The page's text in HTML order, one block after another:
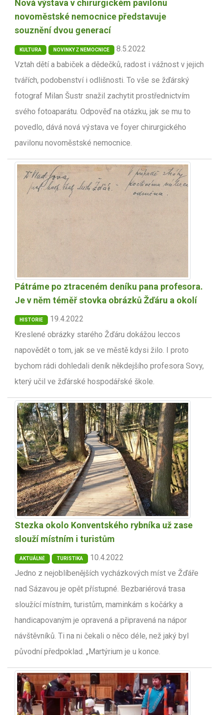
Nová výstava v chirurgickém pavilonu
novoměstské nemocnice představuje
souznění dvou generací
KULTURA NOVINKY Z NEMOCNICE
8.5.2022
Vztah dětí a babiček a dědečků, radost i vážnost v jejich
tvářích, podobenství i odlišnosti. To vše se žďárský
fotograf Milan Šustr snažil zachytit prostřednictvím
svého fotoaparátu. Odpověď na otázku, jak se mu to
povedlo, dává nová výstava ve foyer chirurgického
pavilonu novoměstské nemocnice.
Pátráme po ztraceném deníku pana profesora.
Je v něm téměř stovka obrázků Žďáru a okolí
HISTORIE
19.4.2022
Kreslené obrázky starého Žďáru dokážou leccos
napovědět o tom, jak se ve městě kdysi žilo. I proto
bychom rádi dohledali deník někdejšího profesora Sovy,
který učil ve žďárské hospodářské škole.
Stezka okolo Konventského rybníka už zase
slouží místním i turistům
AKTUÁLNĚ TURISTIKA
10.4.2022
Jedno z nejoblíbenějších vycházkových míst ve Žďáře
nad Sázavou je opět přístupné. Bezbariérová trasa
sloužící místním, turistům, maminkám s kočárky a
handicapovaným je opravená a připravená na nápor
návštěvníků. Ti na ni čekali o něco déle, než jaký byl
původní předpoklad. „Martýrium je u konce.